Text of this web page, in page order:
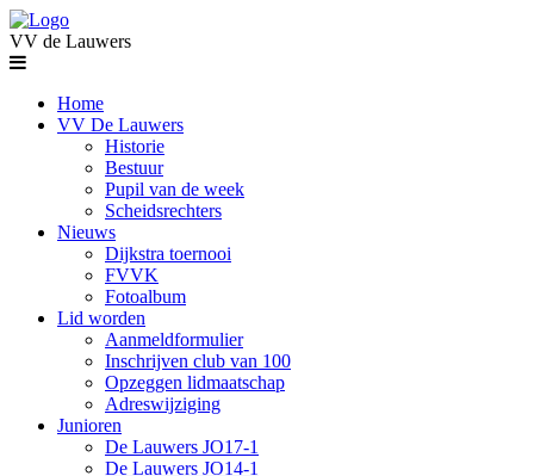
VV de Lauwers
Home
VV De Lauwers
Historie
Bestuur
Pupil van de week
Scheidsrechters
Nieuws
Dijkstra toernooi
FVVK
Fotoalbum
Lid worden
Aanmeldformulier
Inschrijven club van 100
Opzeggen lidmaatschap
Adreswijziging
Junioren
De Lauwers JO17-1
De Lauwers JO14-1